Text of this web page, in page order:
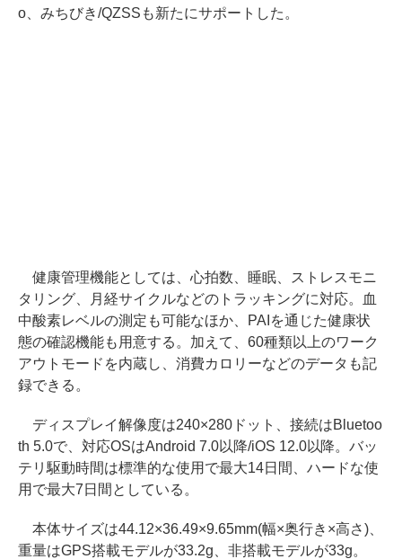
o、みちびき/QZSSも新たにサポートした。
健康管理機能としては、心拍数、睡眠、ストレスモニ
タリング、月経サイクルなどのトラッキングに対応。血
中酸素レベルの測定も可能なほか、PAIを通じた健康状
態の確認機能も用意する。加えて、60種類以上のワーク
アウトモードを内蔵し、消費カロリーなどのデータも記
録できる。
ディスプレイ解像度は240×280ドット、接続はBluetoo
th 5.0で、対応OSはAndroid 7.0以降/iOS 12.0以降。バッ
テリ駆動時間は標準的な使用で最大14日間、ハードな使
用で最大7日間としている。
本体サイズは44.12×36.49×9.65mm(幅×奥行き×高さ)、
重量はGPS搭載モデルが33.2g、非搭載モデルが33g。